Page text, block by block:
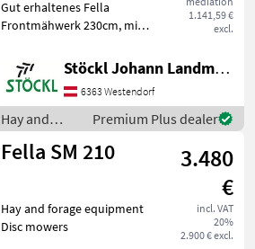
1.141,59 €
excl.
Gut erhaltenes Fella
Frontmähwerk 230cm, mit
forage equipment Disc
mowers
Stöckl Johann Landmaschinen GesmbH & Co KG
6363 Westendorf
Hay and
forage
equipment /
Premium Plus dealer
Fella SM 210
3.480
€
incl. VAT
20%
2.900 € excl.
Hay and forage equipment
Disc mowers